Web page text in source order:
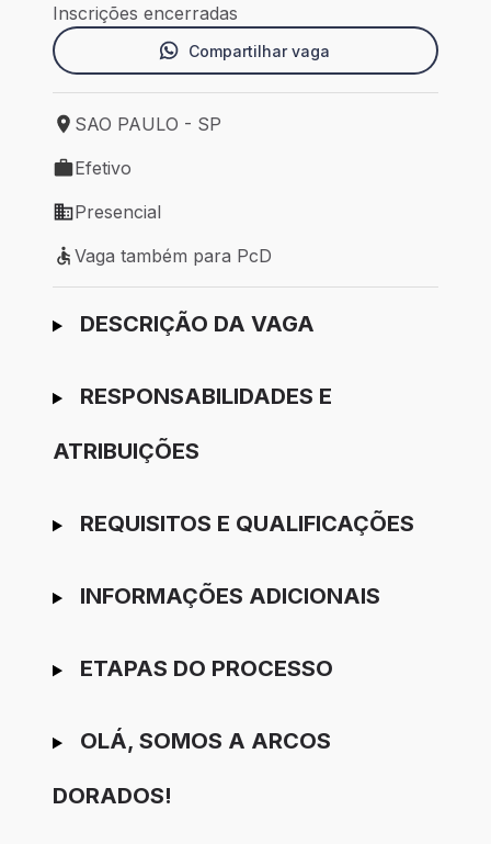
Inscrições encerradas
Compartilhar vaga
Local de trabalho: SAO PAULO - SP
SAO PAULO - SP
Tipo de vaga: Efetivo
Efetivo
Modelo de trabalho: Presencial
Presencial
Vaga também para PcD
Vaga também para PcD
Ir para candidatura
DESCRIÇÃO DA VAGA
RESPONSABILIDADES E
ATRIBUIÇÕES
REQUISITOS E QUALIFICAÇÕES
INFORMAÇÕES ADICIONAIS
ETAPAS DO PROCESSO
OLÁ, SOMOS A ARCOS
DORADOS!